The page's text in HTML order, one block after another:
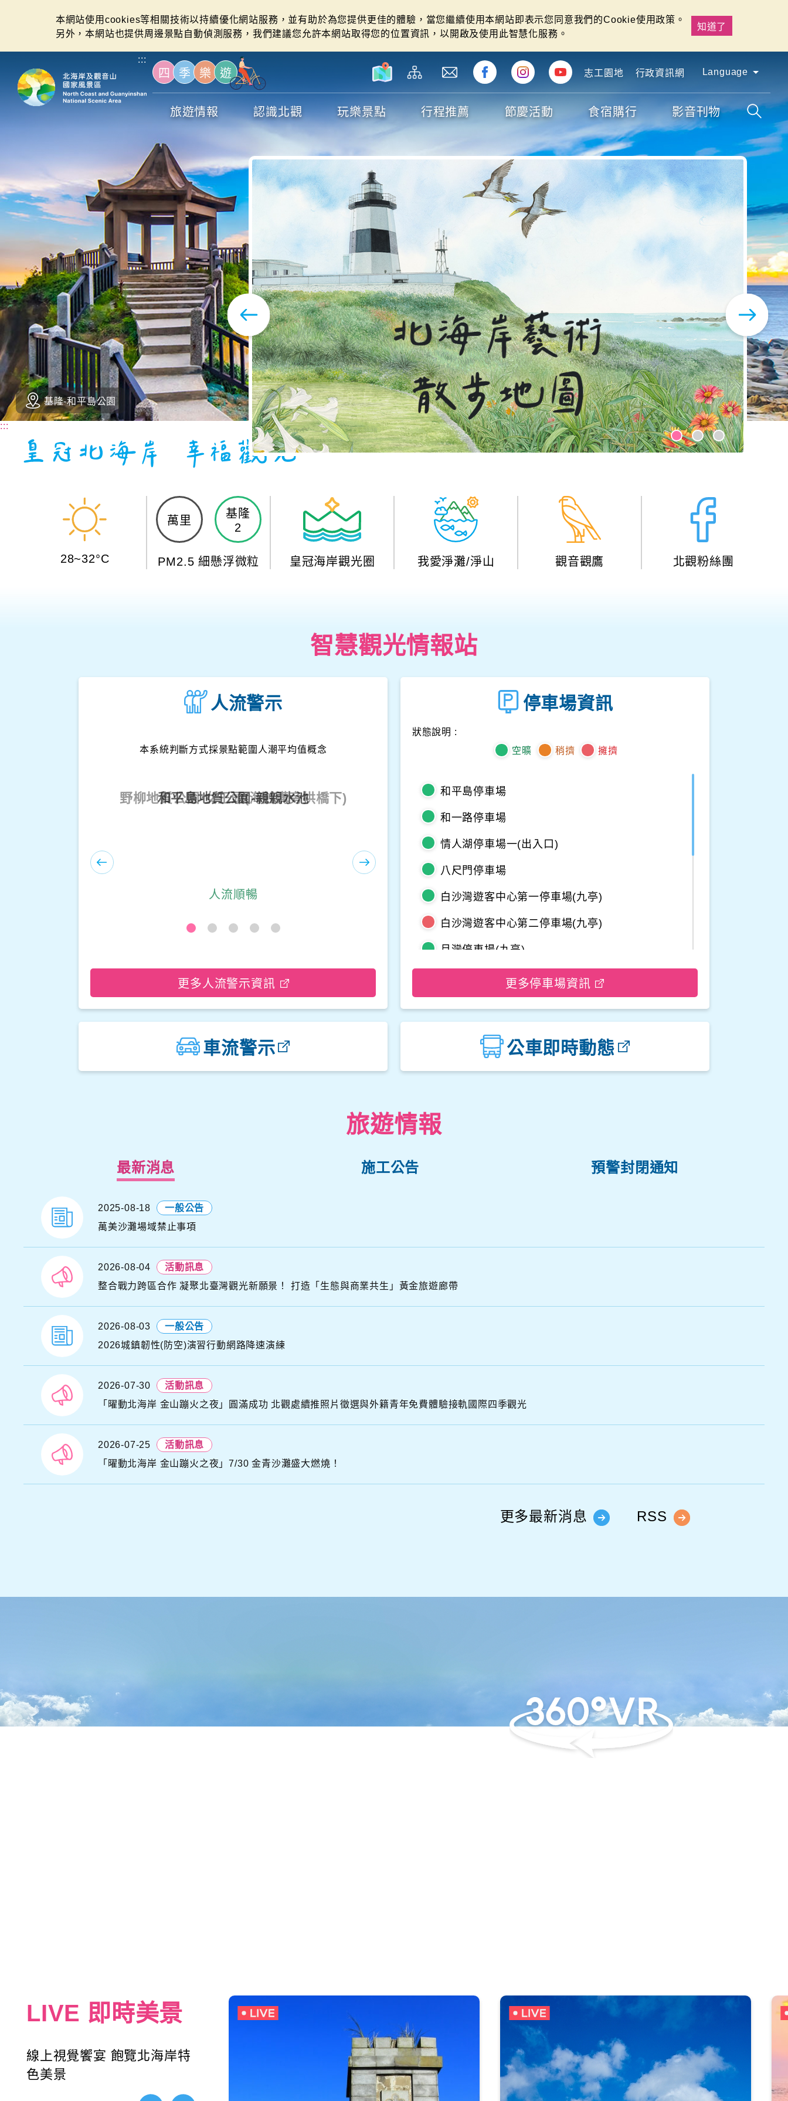
本網站使用cookies等相關技術以持續優化網站服務，並有助於為您提供更佳的體驗，當您繼續使用本網站即表示您同意我們的Cookie使用政策。
另外，本網站也提供周邊景點自動偵測服務，我們建議您允許本網站取得您的位置資訊，以開啟及使用此智慧化服務。
知道了
R
C
O
A
S
T
A
N
D
U
A
N
Y N
:::
四 季 樂 遊 志工園地 行政資訊網 Language
旅遊情報 認識北觀 玩樂景點 行程推薦 節慶活動 食宿購行 影音刊物
基隆-和平島公園
:::
28~32°C
萬里
基隆
2
PM2.5 細懸浮微粒 皇冠海岸觀光圈 我愛淨灘/淨山 觀音觀鷹 北觀粉絲團
智慧觀光情報站
人流警示
本系統判斷方式採景點範圍人潮平均值概念
野柳地質公園-女王頭(海蝕溝旁拱橋下)
人流順暢
更多人流警示資訊
停車場資訊
狀態說明 :
空曠
稍擠 擁擠
和平島停車場
和一路停車場
情人湖停車場一(出入口)
八尺門停車場
白沙灣遊客中心第一停車場(九亭)
白沙灣遊客中心第二停車場(九亭)
月灣停車場(九亭)
野柳地質公園停車場
觀音山遊客中心停車場一
金山立體停車場
更多停車場資訊
車流警示 公車即時動態
旅遊情報
最新消息
2025-08-18
一般公告
萬美沙灘場域禁止事項
2026-08-04
活動訊息
整合戰力跨區合作 凝聚北臺灣觀光新願景！ 打造「生態與商業共生」黃金旅遊廊帶
2026-08-03
一般公告
2026城鎮韌性(防空)演習行動網路降速演練
2026-07-30
活動訊息
「曜動北海岸 金山蹦火之夜」圓滿成功 北觀處續推照片徵選與外籍青年免費體驗接軌國際四季觀光
2026-07-25
活動訊息
「曜動北海岸 金山蹦火之夜」7/30 金青沙灘盛大燃燒！
施工公告 預警封閉通知
更多最新消息 RSS
LIVE 即時美景
線上視覺饗宴 飽覽北海岸特
色美景